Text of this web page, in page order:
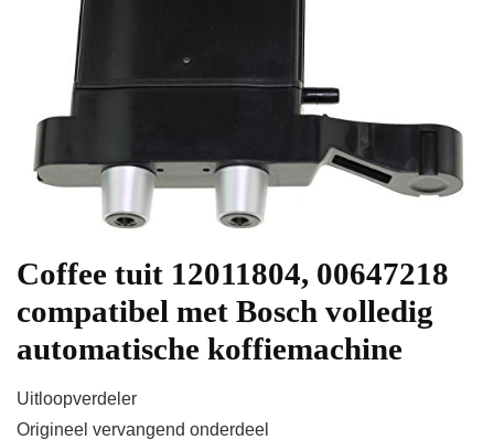
Coffee tuit 12011804, 00647218
compatibel met Bosch volledig
automatische koffiemachine
Uitloopverdeler
Origineel vervangend onderdeel